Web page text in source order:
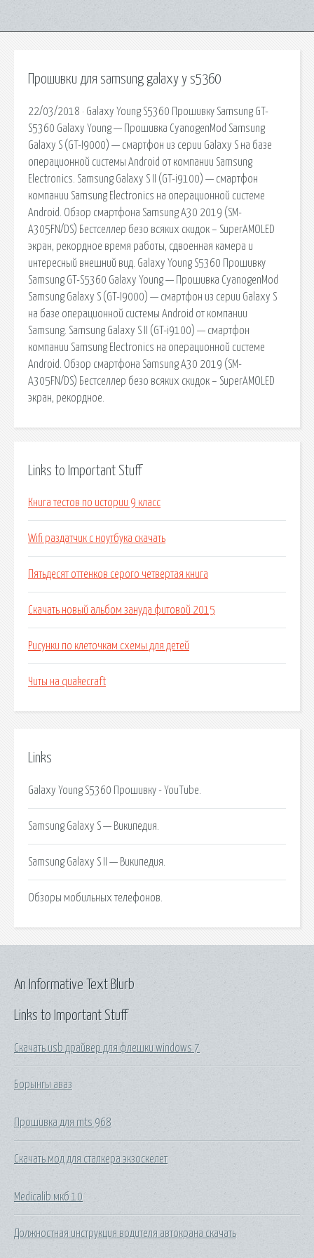
Прошивки для samsung galaxy y s5360
22/03/2018 · Galaxy Young S5360 Прошивку Samsung GT-
S5360 Galaxy Young — Прошивка CyanogenMod Samsung
Galaxy S (GT-I9000) — смартфон из серии Galaxy S на базе
операционной системы Android от компании Samsung
Electronics. Samsung Galaxy S II (GT-i9100) — смартфон
компании Samsung Electronics на операционной системе
Android. Обзор смартфона Samsung A30 2019 (SM-
A305FN/DS) Бестселлер безо всяких скидок – SuperAMOLED
экран, рекордное время работы, сдвоенная камера и
интересный внешний вид. Galaxy Young S5360 Прошивку
Samsung GT-S5360 Galaxy Young — Прошивка CyanogenMod
Samsung Galaxy S (GT-I9000) — смартфон из серии Galaxy S
на базе операционной системы Android от компании
Samsung. Samsung Galaxy S II (GT-i9100) — смартфон
компании Samsung Electronics на операционной системе
Android. Обзор смартфона Samsung A30 2019 (SM-
A305FN/DS) Бестселлер безо всяких скидок – SuperAMOLED
экран, рекордное.
Links to Important Stuff
Книга тестов по истории 9 класс
Wifi раздатчик с ноутбука скачать
Пятьдесят оттенков серого четвертая книга
Скачать новый альбом зануда фитовой 2015
Рисунки по клеточкам схемы для детей
Читы на quakecraft
Links
Galaxy Young S5360 Прошивку - YouTube.
Samsung Galaxy S — Википедия.
Samsung Galaxy S II — Википедия.
Обзоры мобильных телефонов.
Links to Important Stuff
Скачать usb драйвер для флешки windows 7
Борынгы аваз
Прошивка для mts 968
Скачать мод для сталкера экзоскелет
Medicalib мкб 10
Должностная инструкция водителя автокрана скачать
An Informative Text Blurb